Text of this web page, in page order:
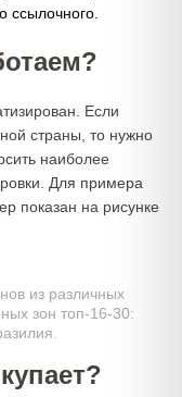
ссылочного.
Если
страны, то нужно
наиболее
Для примера
показан на рисунке
из различных
зон топ-16-30: